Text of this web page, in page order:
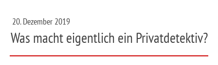
20. Dezember 2019
Was macht eigentlich ein Privatdetektiv?